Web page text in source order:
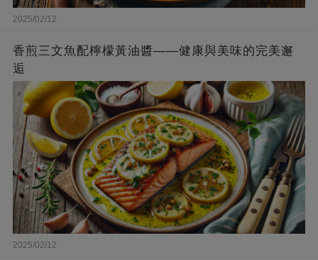
2025/02/12
香煎三文魚配檸檬黃油醬——健康與美味的完美邂
逅
2025/02/12